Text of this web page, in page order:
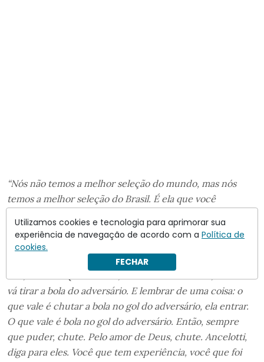
“Nós não temos a melhor seleção do mundo, mas nós
temos a melhor seleção do Brasil. É ela que você
o que você espera que eles façam. Portanto, dê um
conselho para esses meninos: além de jogar bola, que
vocês sabem, joguem com um pouco de alma. Quando
vá tirar a bola do adversário. E lembrar de uma coisa: o
que vale é chutar a bola no gol do adversário, ela entrar.
O que vale é bola no gol do adversário. Então, sempre
que puder, chute. Pelo amor de Deus, chute. Ancelotti,
diga para eles. Você que tem experiência, você que foi
Utilizamos cookies e tecnologia para aprimorar sua
experiência de navegação de acordo com a Política de
cookies.
FECHAR